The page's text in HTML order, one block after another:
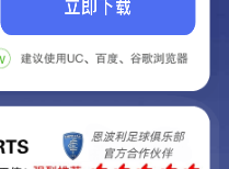
在建设.
的网站.